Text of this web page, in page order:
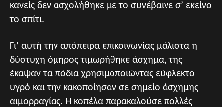
κανείς δεν ασχολήθηκε με το συνέβαινε σ’ εκείνο
το σπίτι.
Γι’ αυτή την απόπειρα επικοινωνίας μάλιστα η
δύστυχη όμηρος τιμωρήθηκε άσχημα, της
έκαψαν τα πόδια χρησιμοποιώντας εύφλεκτο
υγρό και την κακοποίησαν σε σημείο άσχημης
αιμορραγίας. Η κοπέλα παρακαλούσε πολλές